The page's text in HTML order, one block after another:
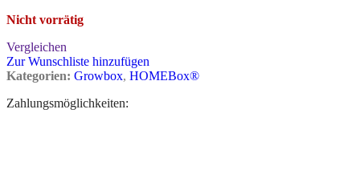
Nicht vorrätig
Vergleichen
Zur Wunschliste hinzufügen
Kategorien: Growbox, HOMEBox®
Zahlungsmöglichkeiten: